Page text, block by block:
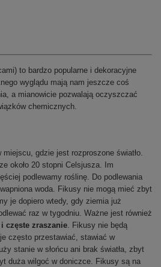
to bardzo popularne i dekoracyjne
wyglądu mają nam jeszcze coś
a mianowicie pozwalają oczyszczać
chemicznych.
gdzie jest rozproszone światło.
około 20 stopni Celsjusza. Im
podlewamy roślinę. Do podlewania
woda. Fikusy nie mogą mieć zbyt
je dopiero wtedy, gdy ziemia już
raz w tygodniu. Ważne jest również
częste zraszanie . Fikusy nie będą
często przestawiać, stawiać w
stanie w słońcu ani brak światła, zbyt
duża wilgoć w doniczce. Fikusy są na